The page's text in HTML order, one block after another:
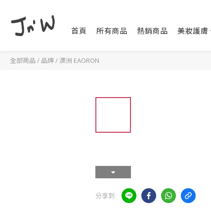
首頁 所有商品 熱銷商品 美妝護膚
全部商品 / 品牌/澳洲 EAORON
分享到